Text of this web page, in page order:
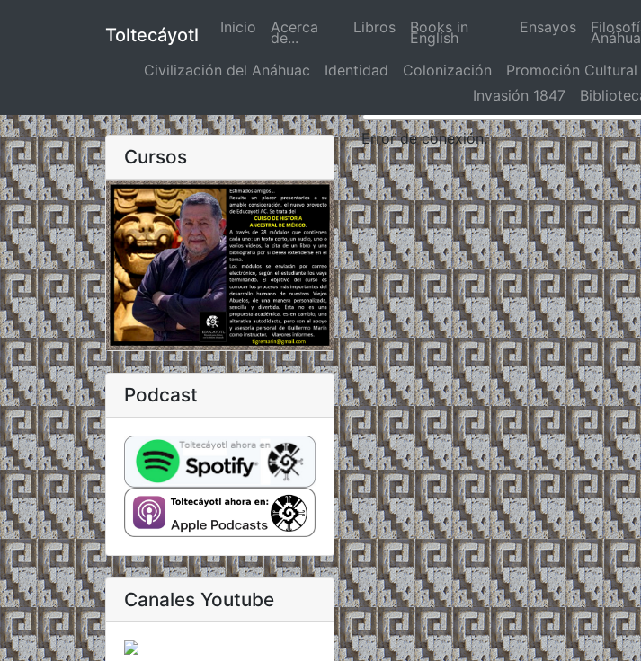
Toltecáyotl Inicio (actual)
Acerca
de...
Libros Books in
English
Ensayos
Civilización del Anáhuac Identidad Colonización Promoción Cultural
Invasión 1847
Cursos
Podcast
Canales Youtube
Error de conexión.